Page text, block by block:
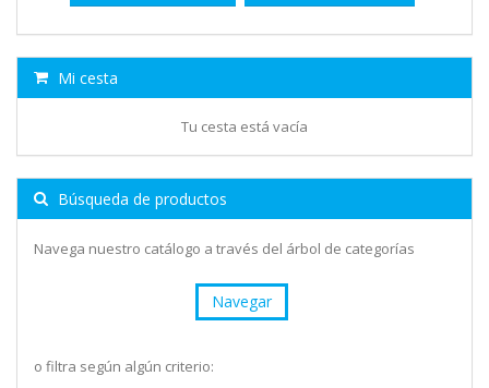
Mi cesta
Tu cesta está vacía
Búsqueda de productos
Navega nuestro catálogo a través del árbol de categorías
Navegar
o filtra según algún criterio: